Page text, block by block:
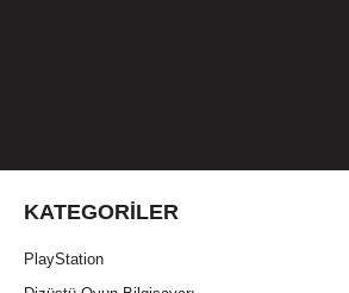
KATEGORILER
PlayStation